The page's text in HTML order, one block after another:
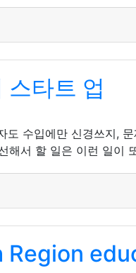
스타트 업
수입에만 신경쓰지,
서 할 일은 이런 일이